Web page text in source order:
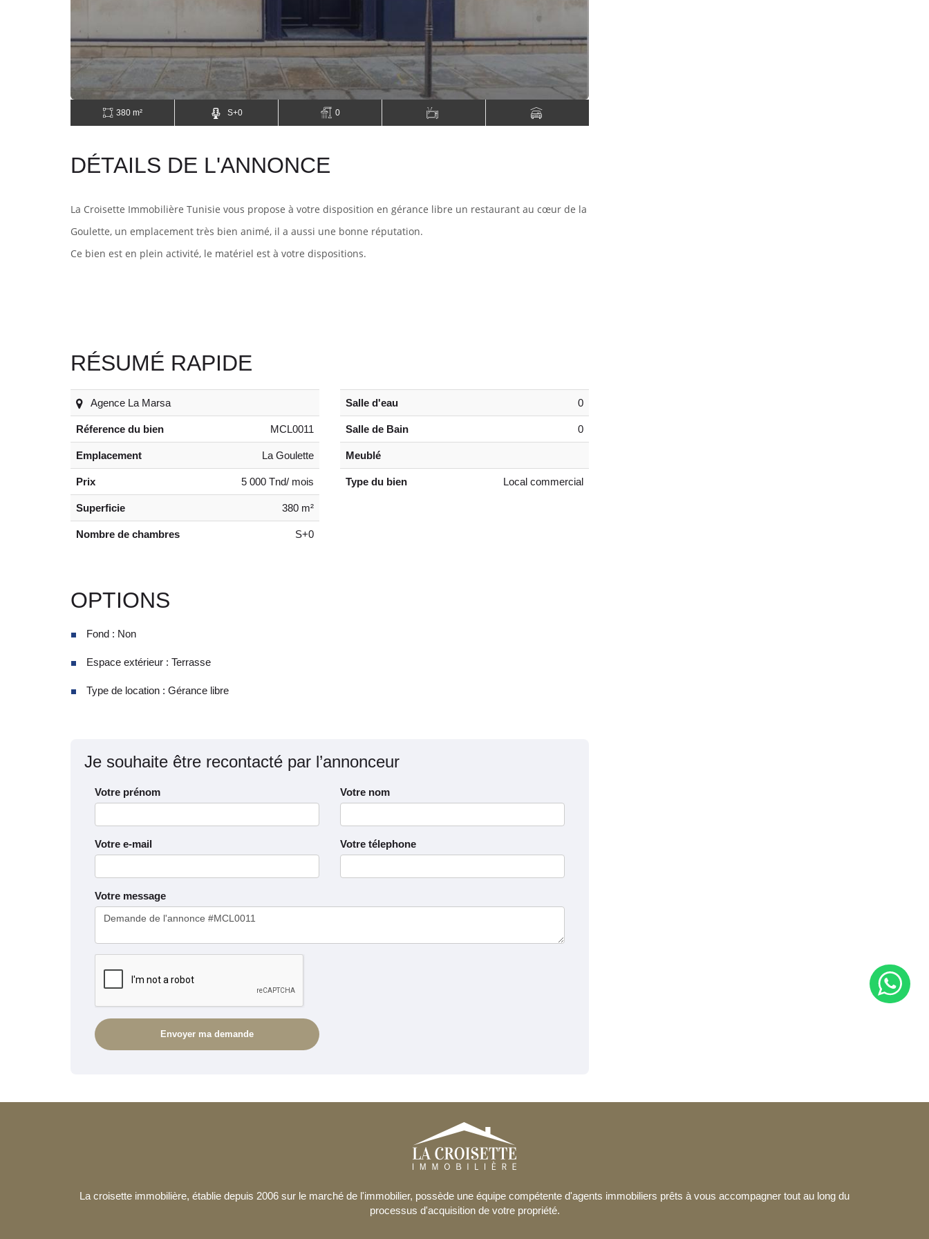
380 m² S+0 0
DÉTAILS DE L'ANNONCE
La Croisette Immobilière Tunisie vous propose à votre disposition en gérance libre un restaurant au cœur de la
Goulette, un emplacement très bien animé, il a aussi une bonne réputation.
Ce bien est en plein activité, le matériel est à votre dispositions.
RÉSUMÉ RAPIDE
Agence La Marsa
Réference du bien MCL0011
Emplacement La Goulette
Prix 5 000 Tnd/ mois
Superficie 380 m²
Nombre de chambres S+0
Salle d'eau 0
Salle de Bain 0
Meublé
Type du bien Local commercial
OPTIONS
Fond : Non
Espace extérieur : Terrasse
Type de location : Gérance libre
Je souhaite être recontacté par l’annonceur
Votre prénom Votre nom
Votre e-mail Votre télephone
Votre message
La croisette immobilière, établie depuis 2006 sur le marché de l'immobilier, possède une équipe compétente d'agents immobiliers prêts à vous accompagner tout au long du
processus d'acquisition de votre propriété.